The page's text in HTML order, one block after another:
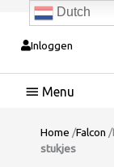
Inloggen
Hoofdmenu
Home /Falcon /
stukjes
Dutch